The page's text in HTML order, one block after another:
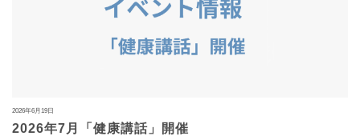
2026年6月19日
2026年7月「健康講話」開催